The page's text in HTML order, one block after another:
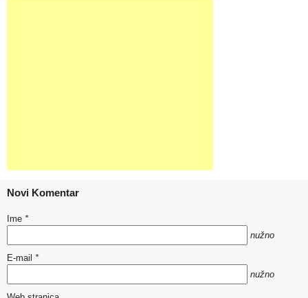
Novi Komentar
Ime *
nužno
E-mail *
nužno